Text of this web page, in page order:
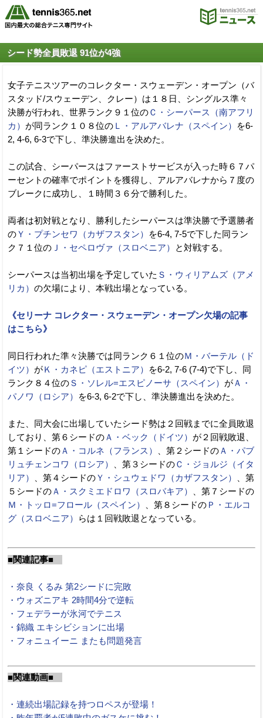
シード勢全員敗退 91位が4強
女子テニスツアーのコレクター・スウェーデン・オープン（バ
スタッド/スウェーデン、クレー）は１８日、シングルス準々
決勝が行われ、世界ランク９１位のＣ・シーパース（南アフリ
カ） が同ランク１０８位の Ｌ・アルアバレナ（スペイン）
を6-
2, 4-6, 6-3で下し、準決勝進出を決めた。
この試合、シーパースはファーストサービスが入った時６７パ
ーセントの確率でポイントを獲得し、アルアバレナから７度の
ブレークに成功し、１時間３６分で勝利した。
両者は初対戦となり、勝利したシーパースは準決勝で予選勝者
のＹ・プチンセワ（カザフスタン）
を6-4, 7-5で下した同ラン
ク７１位の Ｊ・セペロヴァ（スロベニア） と対戦する。
シーパースは当初出場を予定していた Ｓ・ウィリアムズ（アメ
リカ） の欠場により、本戦出場となっている。
《セリーナ コレクター・スウェーデン・オープン欠場の記事
はこちら》
同日行われた準々決勝では同ランク６１位のＭ・バーテル（ド
イツ） がＫ・カネピ（エストニア）
を6-2, 7-6 (7-4)で下し、同
ランク８４位のＳ・ソレル=エスピノーサ（スペイン） がＡ・
パノワ（ロシア）
を6-3, 6-2で下し、準決勝進出を決めた。
また、同大会に出場していたシード勢は２回戦までに全員敗退
しており、第６シードのＡ・ベック（ドイツ） が２回戦敗退、
第１シードのＡ・コルネ（フランス） 、第２シードのＡ・パブ
リュチェンコワ（ロシア）
、第３シードのＣ・ジョルジ（イタ
リア）
、第４シードのＹ・シュウェドワ（カザフスタン）
、第
５シードのＡ・スクミエドロワ（スロバキア）
、第７シードの
Ｍ・トッロ=フロール（スペイン）
、第８シードの Ｐ・エルコ
グ（スロベニア）
らは１回戦敗退となっている。
■関連記事■
・奈良 くるみ 第2シードに完敗
・ウォズニアキ 2時間4分で逆転
・フェデラーが氷河でテニス
・錦織 エキシビションに出場
・フォニュイーニ またも問題発言
■関連動画■
・連続出場記録を持つロペスが登場！